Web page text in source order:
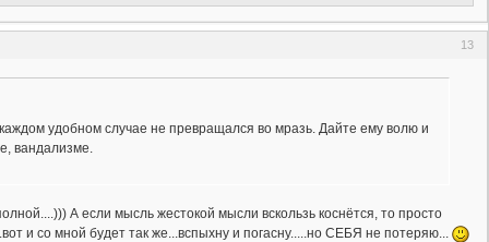
13
удобном случае не превращался во мразь. Дайте ему волю и
вандализме.
А если мысль жестокой мысли вскользь коснётся, то просто
и со мной будет так же...вспыхну и погасну.....но СЕБЯ не потеряю...